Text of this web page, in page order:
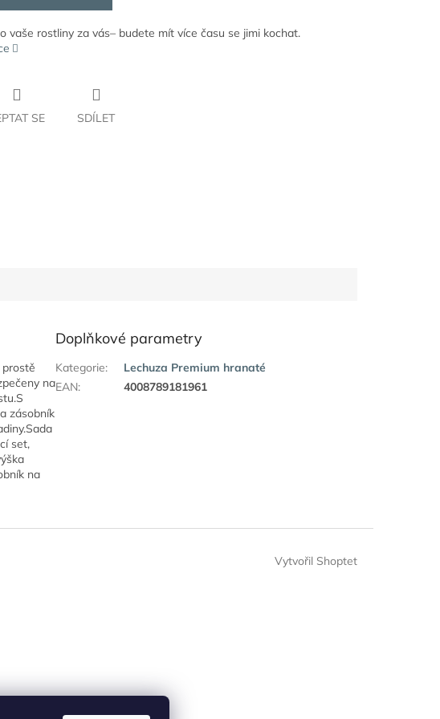
vaše rostliny za vás– budete mít více času se jimi kochat.
SE SDÍLET
na
zásobník
set,
na
Doplňkové parametry
Kategorie:
Lechuza Premium hranaté
EAN: 4008789181961
Vytvořil Shoptet